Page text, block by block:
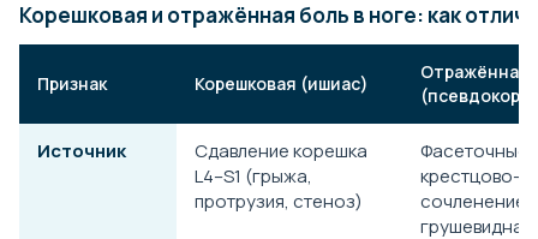
Корешковая и отражённая боль в ноге: как
Признак Корешковая (ишиас)
Отражённая
Источник
Сдавление корешка
L4–S1 (грыжа,
протрузия, стеноз)
Фасеточные
крестцово-
грушевидная